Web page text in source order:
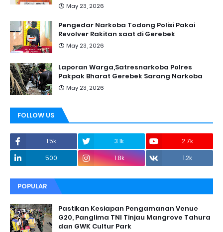
May 23, 2026
Pengedar Narkoba Todong Polisi Pakai
Revolver Rakitan saat di Gerebek
May 23, 2026
Laporan Warga,Satresnarkoba Polres
Pakpak Bharat Gerebek Sarang Narkoba
May 23, 2026
FOLLOW US
1.5k 3.1k
2.7k
500
1.8k 1.2k
POPULAR
Pastikan Kesiapan Pengamanan Venue
G20, Panglima TNI Tinjau Mangrove Tahura
dan GWK Cultur Park